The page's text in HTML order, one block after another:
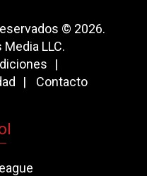
© 2026.
LLC.
Contacto